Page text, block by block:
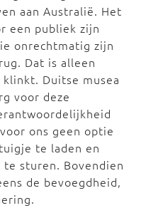
aan Australië. Het
een publiek zijn
onrechtmatig zijn
Dat is alleen
Duitse musea
voor deze
ons geen optie
te laden en
te sturen. Bovendien
de bevoegdheid,